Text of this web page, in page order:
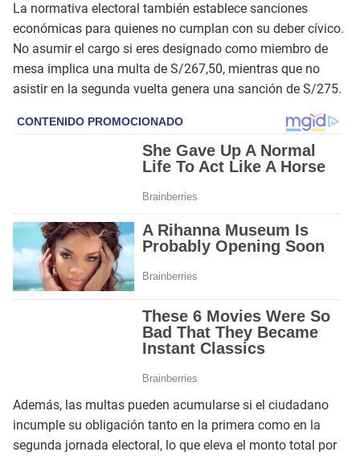
La normativa electoral también establece sanciones
económicas para quienes no cumplan con su deber cívico.
No asumir el cargo si eres designado como miembro de
mesa implica una multa de S/267,50, mientras que no
asistir en la segunda vuelta genera una sanción de S/275.
Además, las multas pueden acumularse si el ciudadano
incumple su obligación tanto en la primera como en la
segunda jornada electoral, lo que eleva el monto total por